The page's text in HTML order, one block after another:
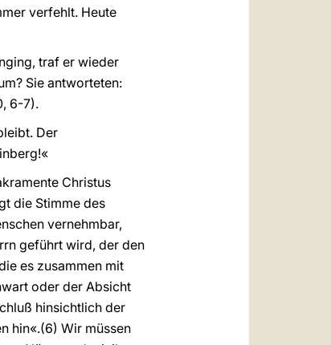
verfehlt. Heute
traf er wieder
Sie antworteten:
6-7).
Der
Christus
die Stimme des
vernehmbar,
geführt wird, der den
es zusammen mit
oder der Absicht
hinsichtlich der
hin«.(6) Wir müssen